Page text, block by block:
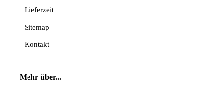
Lieferzeit
Sitemap
Kontakt
Mehr über...